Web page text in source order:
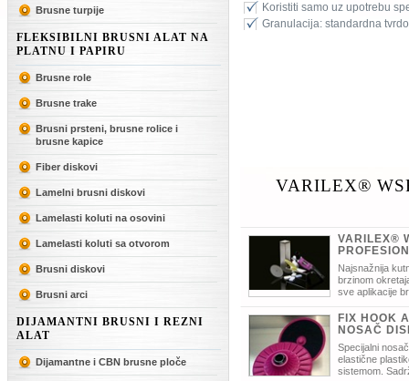
Brusne turpije
FLEKSIBILNI BRUSNI ALAT NA
PLATNU I PAPIRU
Brusne role
Brusne trake
Brusni prsteni, brusne rolice i
brusne kapice
Fiber diskovi
Lamelni brusni diskovi
Lamelasti koluti na osovini
Lamelasti koluti sa otvorom
Brusni diskovi
Brusni arci
DIJAMANTNI BRUSNI I REZNI
ALAT
Dijamantne i CBN brusne ploče
Koristiti samo uz upotrebu
Granulacija: standardna
VARILEX®
VARILEX®
Najsnažnija
brzinom
sve aplikacije
FIX HOOK
NOSAČ
Specijalni
elastične
sistemom.